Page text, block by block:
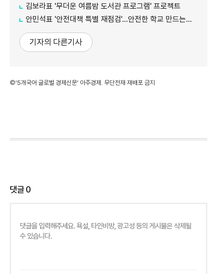
김보라표 '무더운 여름밤 도서관 프로그램' 프로젝트
안민석표 '안전대책 특별 재점검'...안전한 학교 만드는데 만전
기자의 다른기사
©'5개국어 글로벌 경제신문' 아주경제. 무단전재·재배포 금지
댓글0